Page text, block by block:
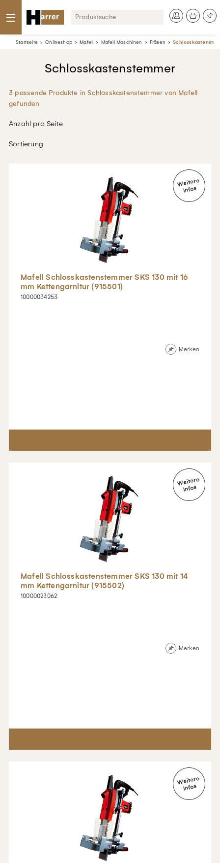
Startseite Onlineshop Mafell Mafell Maschinen Fräsen
Schlosskastenstemmer
3 passende Produkte in Schlosskastenstemmer von Mafell
gefunden
Anzahl pro Seite
Sortierung
Mafell Schlosskastenstemmer SKS 130 mit 16
mm Kettengarnitur (915501)
10000034253
Merken
Mafell Schlosskastenstemmer SKS 130 mit 14
mm Kettengarnitur (915502)
10000023062
Merken